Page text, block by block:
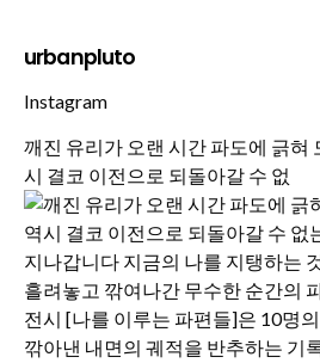
urbanpluto
Instagram
깨진 유리가 오랜 시간 파도에 긁혀
시 결코 이전으로 되돌아갈 수 없